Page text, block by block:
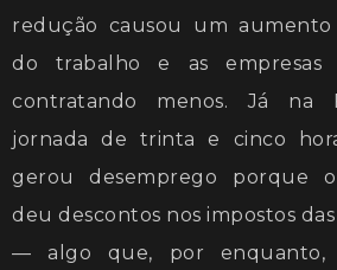
redução causou um
do trabalho e as empresas
contratando menos. Já na
jornada de trinta e cinco
gerou desemprego porque
deu descontos nos impostos
— algo que, por enquanto,